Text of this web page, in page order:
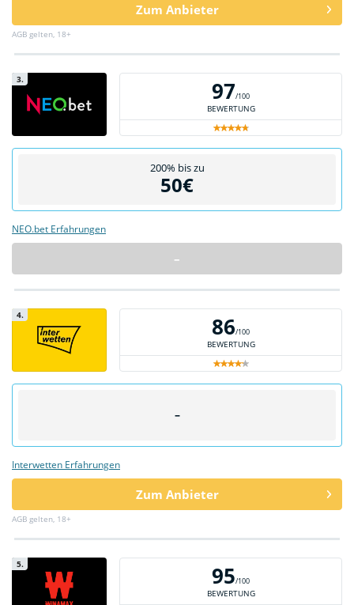
Zum Anbieter
AGB gelten, 18+
3. 97/100
BEWERTUNG
200% bis zu
50€
NEO.bet Erfahrungen
–
4. 86/100
BEWERTUNG
–
Interwetten Erfahrungen
Zum Anbieter
AGB gelten, 18+
5. 95/100
BEWERTUNG